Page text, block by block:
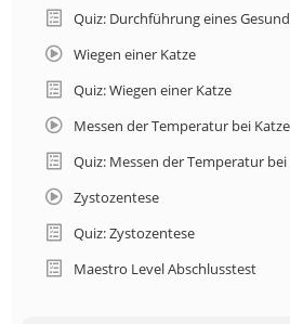
Quiz: Durchführung eines
Wiegen einer Katze
Quiz: Wiegen einer Katze
Messen der Temperatur bei
Quiz: Messen der Temperatur bei
Zystozentese
Quiz: Zystozentese
Maestro Level Abschlusstest